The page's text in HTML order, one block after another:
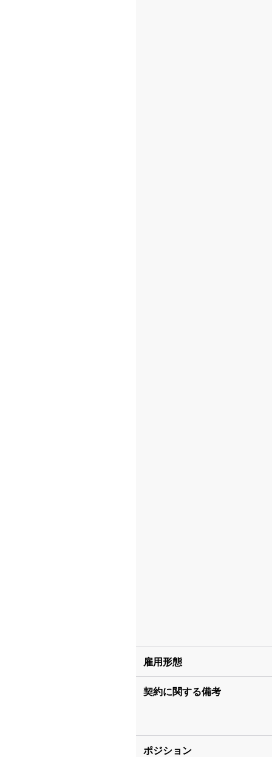
雇用形態
契約に関する備考
ポジション